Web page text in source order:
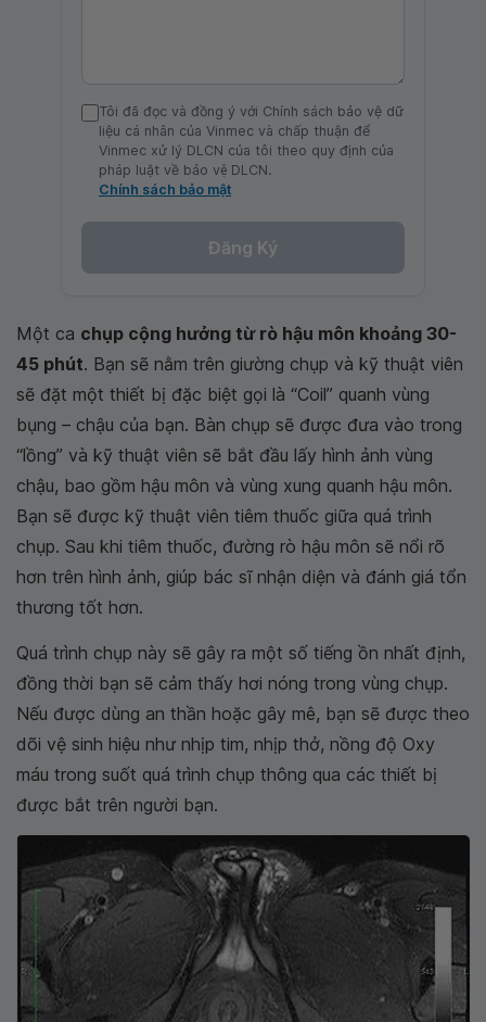
Tôi đã đọc và đồng ý với Chính sách bảo vệ dữ
liệu cá nhân của Vinmec và chấp thuận để
Vinmec xử lý DLCN của tôi theo quy định của
pháp luật về bảo vệ DLCN.
Chính sách bảo mật
Đăng Ký
Một ca chụp cộng hưởng từ rò hậu môn khoảng 30-
45 phút. Bạn sẽ nằm trên giường chụp và kỹ thuật viên
sẽ đặt một thiết bị đặc biệt gọi là “Coil” quanh vùng
bụng – chậu của bạn. Bàn chụp sẽ được đưa vào trong
“lồng” và kỹ thuật viên sẽ bắt đầu lấy hình ảnh vùng
chậu, bao gồm hậu môn và vùng xung quanh hậu môn.
Bạn sẽ được kỹ thuật viên tiêm thuốc giữa quá trình
chụp. Sau khi tiêm thuốc, đường rò hậu môn sẽ nổi rõ
hơn trên hình ảnh, giúp bác sĩ nhận diện và đánh giá tổn
thương tốt hơn.
Quá trình chụp này sẽ gây ra một số tiếng ồn nhất định,
đồng thời bạn sẽ cảm thấy hơi nóng trong vùng chụp.
Nếu được dùng an thần hoặc gây mê, bạn sẽ được theo
dõi vệ sinh hiệu như nhịp tim, nhịp thở, nồng độ Oxy
máu trong suốt quá trình chụp thông qua các thiết bị
được bắt trên người bạn.